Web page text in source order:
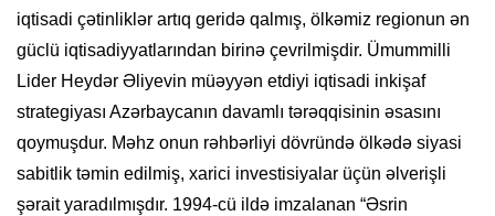
iqtisadi çətinliklər artıq geridə qalmış, ölkəmiz regionun ən
güclü iqtisadiyyatlarından birinə çevrilmişdir. Ümummilli
Lider Heydər Əliyevin müəyyən etdiyi iqtisadi inkişaf
strategiyası Azərbaycanın davamlı tərəqqisinin əsasını
qoymuşdur. Məhz onun rəhbərliyi dövründə ölkədə siyasi
sabitlik təmin edilmiş, xarici investisiyalar üçün əlverişli
şərait yaradılmışdır. 1994-cü ildə imzalanan “Əsrin